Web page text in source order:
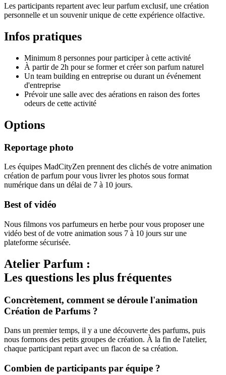
Les participants repartent avec leur parfum exclusif, une création
personnelle et un souvenir unique de cette expérience olfactive.
Infos pratiques
Minimum 8 personnes pour participer à cette activité
À partir de 2h pour se former et créer son parfum naturel
Un team building en entreprise ou durant un événement
d'entreprise
Prévoir une salle avec des aérations en raison des fortes
odeurs de cette activité
Options
Reportage photo
Les équipes MadCityZen prennent des clichés de votre animation
création de parfum pour vous livrer les photos sous format
numérique dans un délai de 7 à 10 jours.
Best of vidéo
Nous filmons vos parfumeurs en herbe pour vous proposer une
vidéo best of de votre animation sous 7 à 10 jours sur une
plateforme sécurisée.
Atelier Parfum :
Les questions les plus fréquentes
Concrètement, comment se déroule l'animation
Création de Parfums ?
Dans un premier temps, il y a une découverte des parfums, puis
nous formons des petits groupes de création. À la fin de l'atelier,
chaque participant repart avec un flacon de sa création.
Combien de participants par équipe ?